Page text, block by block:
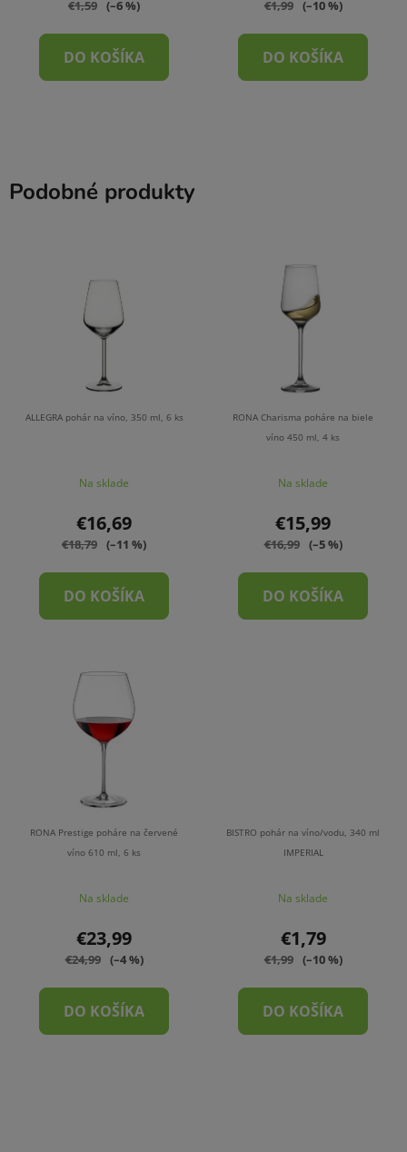
€1,59 (–6 %)
DO KOŠÍKA
€1,99 (–10 %)
DO KOŠÍKA
Podobné produkty
ALLEGRA pohár na víno, 350 ml, 6 ks
Na sklade
€16,69
€18,79 (–11 %)
DO KOŠÍKA
RONA Charisma poháre na biele
víno 450 ml, 4 ks
Na sklade
€15,99
€16,99 (–5 %)
DO KOŠÍKA
RONA Prestige poháre na červené
víno 610 ml, 6 ks
Na sklade
€23,99
€24,99 (–4 %)
DO KOŠÍKA
BISTRO pohár na víno/vodu, 340 ml
IMPERIAL
Na sklade
€1,79
€1,99 (–10 %)
DO KOŠÍKA